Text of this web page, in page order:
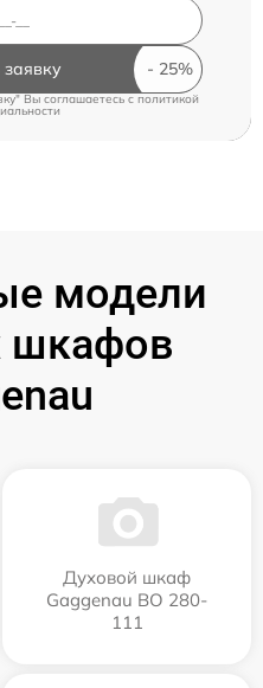
заявку
Вы соглашаетесь cполитикой
модели
шкафов
Духовой шкаф
Gaggenau BO 280-
111